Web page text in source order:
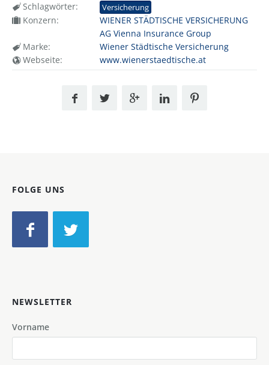
Schlagwörter:
Versicherung
Konzern:
WIENER STÄDTISCHE VERSICHERUNG
AG Vienna Insurance Group
Marke:
Wiener Städtische Versicherung
Webseite:
www.wienerstaedtische.at
FOLGE UNS
NEWSLETTER
Vorname